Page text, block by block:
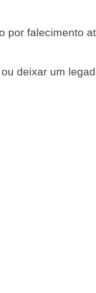
por falecimento
deixar um